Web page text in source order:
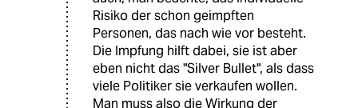
Risiko der schon geimpften
Personen, das nach wie vor besteht.
Die Impfung hilft dabei, sie ist aber
eben nicht das "Silver Bullet", als dass
viele Politiker sie verkaufen wollen.
Man muss also die Wirkung der